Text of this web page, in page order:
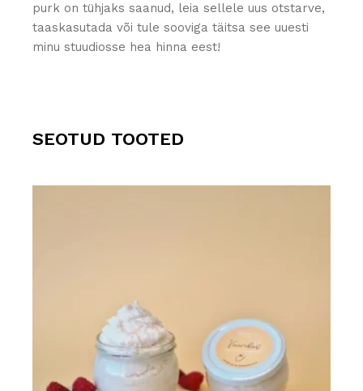
purk on tühjaks saanud, leia sellele uus otstarve,
taaskasutada või tule sooviga täitsa see uuesti
minu stuudiosse hea hinna eest!
SEOTUD TOOTED